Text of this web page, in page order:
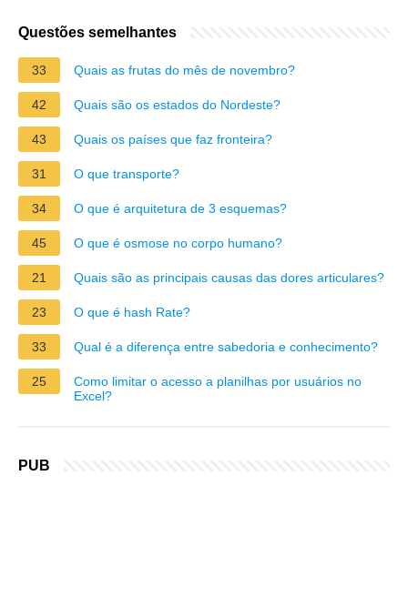
Questões semelhantes
33 Quais as frutas do mês de novembro?
42 Quais são os estados do Nordeste?
43 Quais os países que faz fronteira?
31 O que transporte?
34 O que é arquitetura de 3 esquemas?
45 O que é osmose no corpo humano?
21 Quais são as principais causas das dores articulares?
23 O que é hash Rate?
33 Qual é a diferença entre sabedoria e conhecimento?
25
Como limitar o acesso a planilhas por usuários no
Excel?
PUB